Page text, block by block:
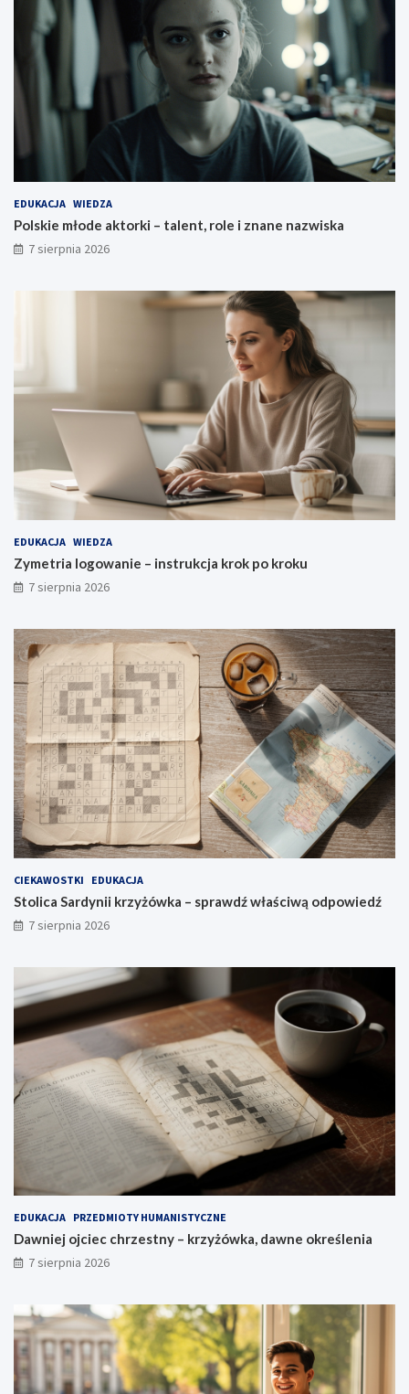
EDUKACJA WIEDZA
Polskie młode aktorki – talent, role i znane nazwiska
7 sierpnia 2026
EDUKACJA WIEDZA
Zymetria logowanie – instrukcja krok po kroku
7 sierpnia 2026
CIEKAWOSTKI EDUKACJA
Stolica Sardynii krzyżówka – sprawdź właściwą odpowiedź
7 sierpnia 2026
EDUKACJA PRZEDMIOTY HUMANISTYCZNE
Dawniej ojciec chrzestny – krzyżówka, dawne określenia
7 sierpnia 2026